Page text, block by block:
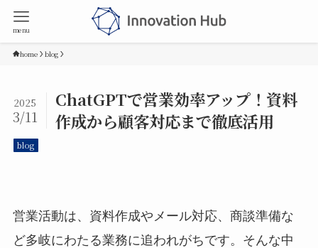
menu
home blog
ChatGPTで営業効率アップ！資料
作成から顧客対応まで徹底活用
2025
3/11
blog
営業活動は、資料作成やメール対応、商談準備な
ど多岐にわたる業務に追われがちです。そんな中